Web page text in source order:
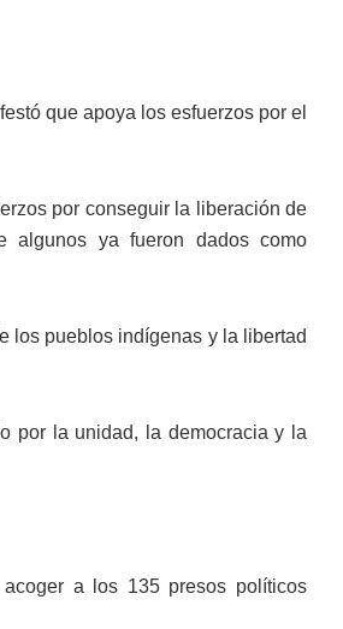
que apoya los esfuerzos por el
por conseguir la liberación de
algunos ya fueron dados como
los pueblos indígenas y la libertad
por la unidad, la democracia y la
a los 135 presos políticos